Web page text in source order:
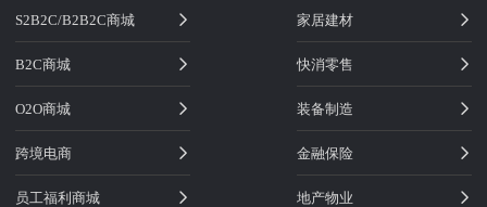
S2B2C/B2B2C商城
B2C商城
O2O商城
跨境电商
员工福利商城
家居建材
快消零售
装备制造
金融保险
地产物业